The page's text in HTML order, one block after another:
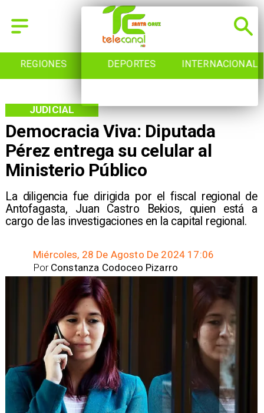
REGIONES DEPORTES INTERNACIONAL
Democracia Viva: Diputada
Pérez entrega su celular al
Ministerio Público
​La diligencia fue dirigida por el fiscal regional de
Antofagasta, Juan Castro Bekios, quien está a
cargo de las investigaciones en la capital regional.
JUDICIAL
Miércoles, 28 De Agosto De 2024 17:06
Constanza Codoceo Pizarro
Por